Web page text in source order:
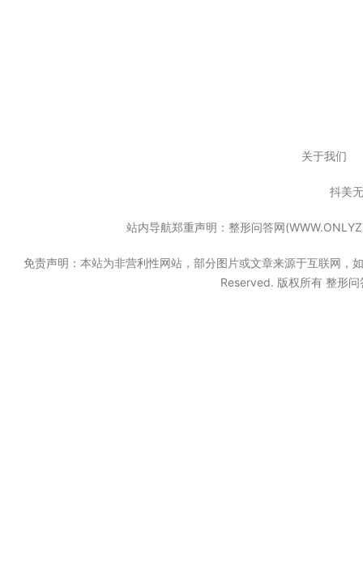
关于我们
抖美
站内导航郑重声明：整形问答网
免责声明：本站为非营利性网站，部分图片或文章来源于互联网，
Reserved. 版权所有 整形问